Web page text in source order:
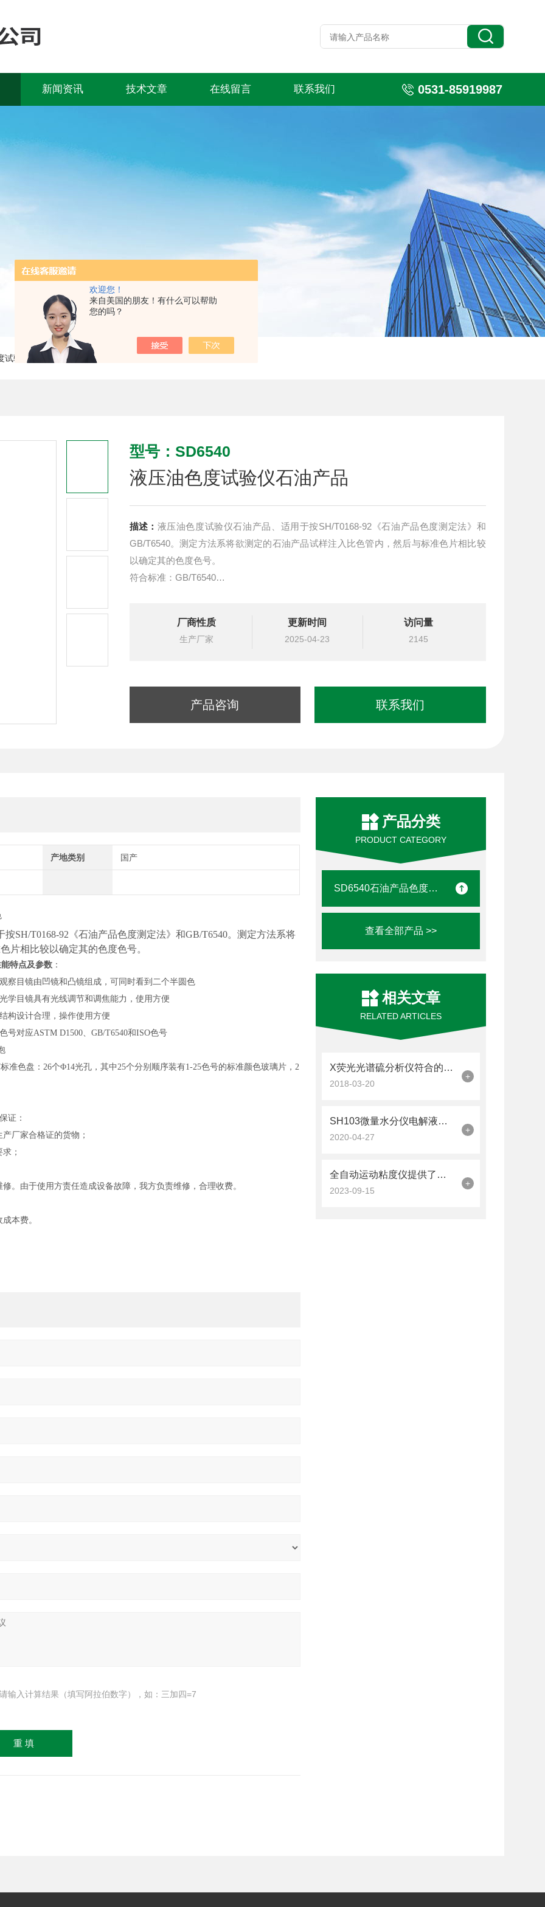
欢迎您！
来自美国的朋友！有什么可以帮助
您的吗？
新闻资讯 技术文章 在线留言 联系我们 0531-85919987
试验仪 > SD6540液压油色度试验仪石油产品
型号：SD6540
液压油色度试验仪石油产品
描述： 液压油色度试验仪石油产品、适用于按SH/T0168-92《石油产品色度测定法》和
GB/T6540。测定方法系将欲测定的石油产品试样注入比色管内，然后与标准色片相比较
以确定其的色度色号。
符合标准：GB/T6540
产品型号SD6540
厂商性质
生产厂家
更新时间
2025-04-23
访问量
2145
产品咨询 联系我们
产品分类
PRODUCT CATEGORY
SD6540石油产品色度试验仪
查看全部产品 >>
相关文章
RELATED ARTICLES
X荧光光谱硫分析仪符合的操作、国家标准及参数说明
2018-03-20
+
SH103微量水分仪电解液的平衡稳定过程
2020-04-27
+
全自动运动粘度仪提供了对液体流动性质的准确分析和评估
2023-09-15
+
产地类别 国产
按SH/T0168-92《石油产品色度测定法》和GB/T6540。测定方法系将
片相比较以确定其的色度色号。
特点及参数 ：
察目镜由凹镜和凸镜组成，可同时看到二个半圆色
学目镜具有光线调节和调焦能力，使用方便
构设计合理，操作使用方便
号对应ASTM D1500、GB/T6540和ISO色号
标准色盘：26个Φ14光孔，其中25个分别顺序装有1-25色号的标准颜色玻璃片，2
证：
厂家合格证的货物；
；
。由于使用方责任造成设备故障，我方负责维修，合理收费。
本费。
请输入计算结果（填写阿拉伯数字），如：三加四=7